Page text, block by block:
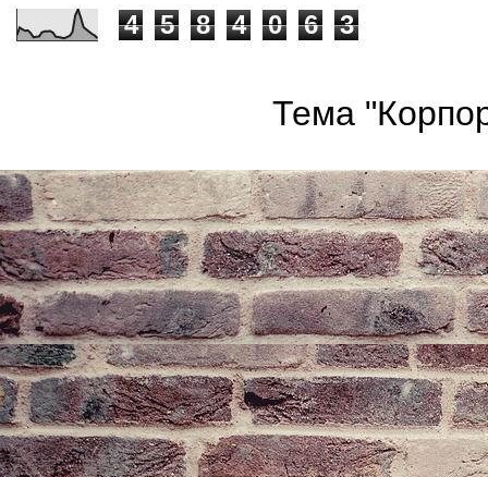
4 5 8 4 0 6 3
Тема